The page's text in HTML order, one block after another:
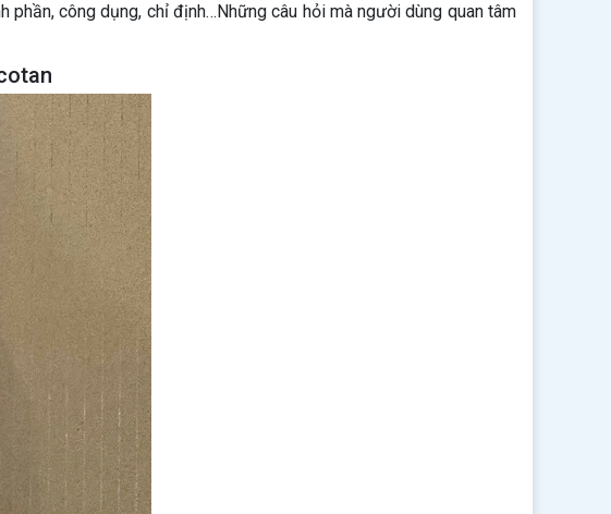
công dụng, chỉ định…Những câu hỏi mà người dùng quan tâm